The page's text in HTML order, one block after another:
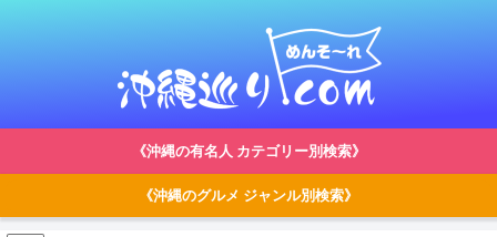
《沖縄の有名人 カテゴリー別検索》
《沖縄のグルメ ジャンル別検索》